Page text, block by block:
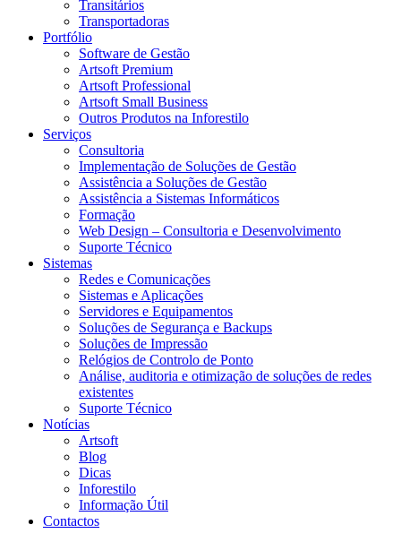
Transitários
Transportadoras
Portfólio
Software de Gestão
Artsoft Premium
Artsoft Professional
Artsoft Small Business
Outros Produtos na Inforestilo
Serviços
Consultoria
Implementação de Soluções de Gestão
Assistência a Soluções de Gestão
Assistência a Sistemas Informáticos
Formação
Web Design – Consultoria e Desenvolvimento
Suporte Técnico
Sistemas
Redes e Comunicações
Sistemas e Aplicações
Servidores e Equipamentos
Soluções de Segurança e Backups
Soluções de Impressão
Relógios de Controlo de Ponto
Análise, auditoria e otimização de soluções de redes
existentes
Suporte Técnico
Notícias
Artsoft
Blog
Dicas
Inforestilo
Informação Útil
Contactos